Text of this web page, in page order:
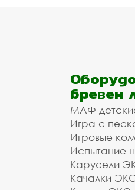
бревен
МАФ
Игра с
Игровые
Испытание
Карусели
Качалки